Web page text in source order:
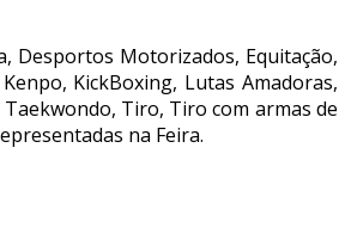
Desportos Motorizados, Equitação,
KickBoxing, Lutas Amadoras,
Tiro, Tiro com armas de
na Feira.